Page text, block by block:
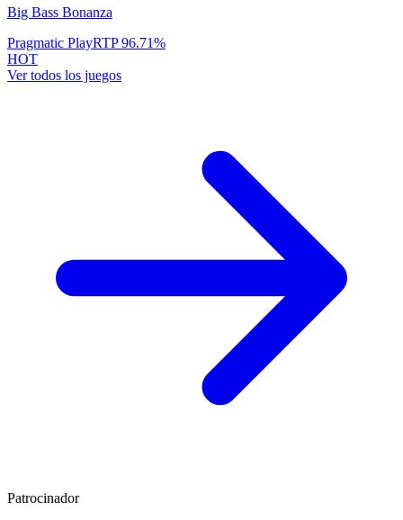
Big Bass Bonanza
Pragmatic PlayRTP96.71%
HOT
Ver todos los juegos
Patrocinador